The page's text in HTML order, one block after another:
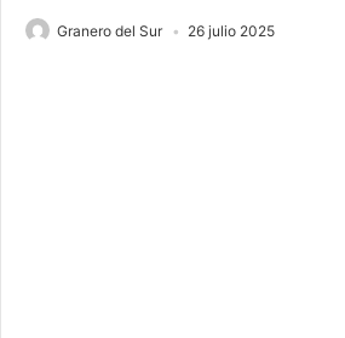
Granero del Sur 26 julio 2025